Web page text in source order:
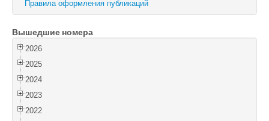
Поиск
Войти
Правила оформления публикаций
Вышедшие номера
2026
2025
2024
2023
2022